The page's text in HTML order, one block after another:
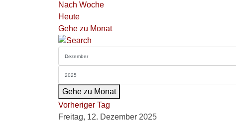
Nach Woche
Heute
Gehe zu Monat
Gehe zu Monat
Vorheriger Tag
Freitag, 12. Dezember 2025